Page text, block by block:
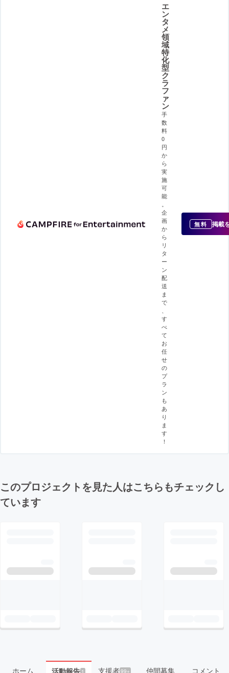
エ
ン
タ
メ
領
域
特
化
型
ク
ラ
フ
ァ
ン
手
数
料
0
円
か
ら
実
施
可
能
。
企
画
か
ら
リ
タ
ー
ン
配
送
ま
で
、
す
べ
て
お
任
せ
の
プ
ラ
ン
も
あ
り
ま
す
！
無料 掲載
このプロジェクトを見た人はこちらもチェックし
ています
ホーム 1 支援者99+ 仲間募集 コメント